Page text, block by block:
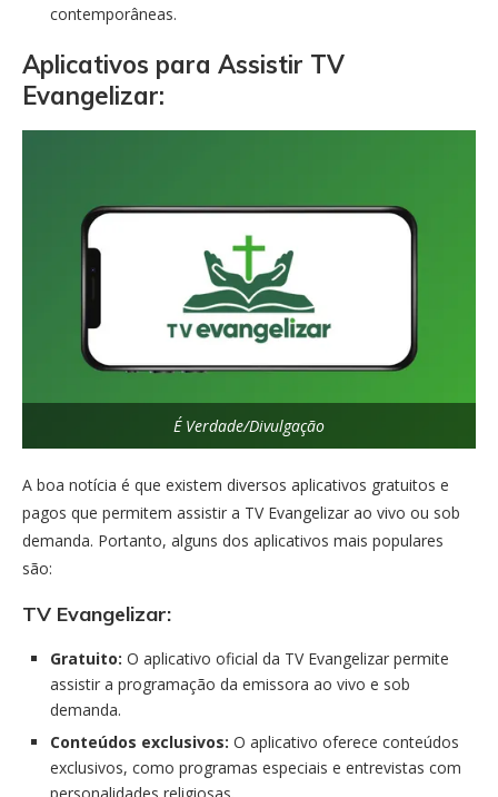
contemporâneas.
Aplicativos para Assistir TV
Evangelizar:
É Verdade/Divulgação
A boa notícia é que existem diversos aplicativos gratuitos e
pagos que permitem assistir a TV Evangelizar ao vivo ou sob
demanda. Portanto, alguns dos aplicativos mais populares
são:
TV Evangelizar:
Gratuito: O aplicativo oficial da TV Evangelizar permite
assistir a programação da emissora ao vivo e sob
demanda.
Conteúdos exclusivos: O aplicativo oferece conteúdos
exclusivos, como programas especiais e entrevistas com
personalidades religiosas.